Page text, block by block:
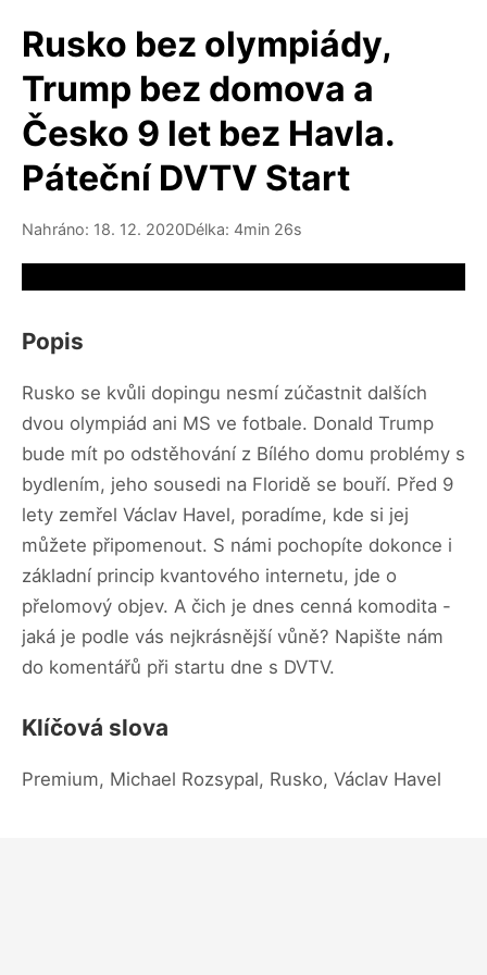
Rusko bez olympiády,
Trump bez domova a
Česko 9 let bez Havla.
Páteční DVTV Start
Nahráno: 18. 12. 2020Délka: 4min 26s
Popis
Rusko se kvůli dopingu nesmí zúčastnit dalších
dvou olympiád ani MS ve fotbale. Donald Trump
bude mít po odstěhování z Bílého domu problémy s
bydlením, jeho sousedi na Floridě se bouří. Před 9
lety zemřel Václav Havel, poradíme, kde si jej
můžete připomenout. S námi pochopíte dokonce i
základní princip kvantového internetu, jde o
přelomový objev. A čich je dnes cenná komodita -
jaká je podle vás nejkrásnější vůně? Napište nám
do komentářů při startu dne s DVTV.
Klíčová slova
Premium, Michael Rozsypal, Rusko, Václav Havel